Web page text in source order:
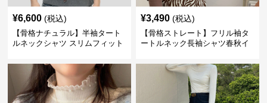
¥6,600 (税込)
【骨格ナチュラル】半袖タート
ルネックシャツ スリムフィット
¥3,490 (税込)
【骨格ストレート】フリル袖タ
ートルネック長袖シャツ春秋イ